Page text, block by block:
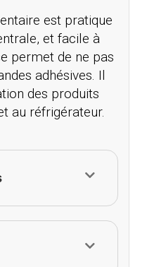
est pratique
et facile à
permet de ne pas
adhésives. Il
des produits
au réfrigérateur.